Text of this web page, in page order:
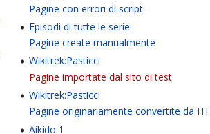
Pagine con errori di script
Episodi di tutte le serie
Pagine create manualmente
Wikitrek:Pasticci
Pagine importate dal sito di test
Wikitrek:Pasticci
Pagine originariamente convertite da HT
Aikido 1